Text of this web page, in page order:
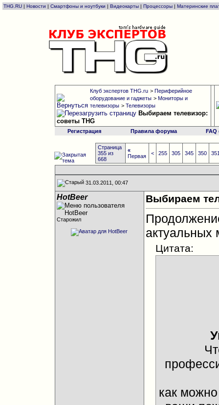
THG.RU | Новости | Смартфоны и ноутбуки | Видеокарты | Процессоры | Материнские
Клуб экспертов THG.ru > Периферийное
оборудование и гаджеты > Мониторы и
телевизоры > Телевизоры
Выбираем телевизор:
советы THG
Регистрация Правила форума
Страница
355 из
668
«
Первая
< 255 305 345 350
31.03.2011, 00:47
HotBeer
Старожил
Выбираем
актуальных
Цитата:
как